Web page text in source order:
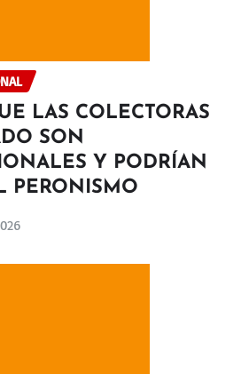
LAS COLECTORAS
SON
Y PODRÍAN
PERONISMO